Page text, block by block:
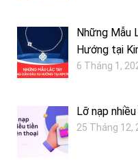
Những Mẫu
Hướng tại
6 Tháng 1,
Lỡ nạp
25 Tháng 12,